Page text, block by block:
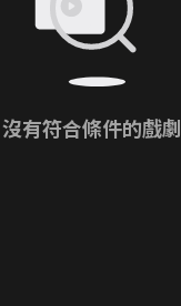
沒有符合條件的戲劇